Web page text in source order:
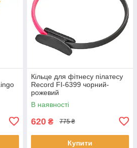
Кільце для фітнесу пілатесу
Record FI-6399 чорний-
рожевий
В наявності
620 ₴ 775 ₴
Купити